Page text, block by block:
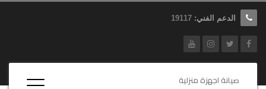
الدعم الفني: 19117
صيانة اجهزة منزلية